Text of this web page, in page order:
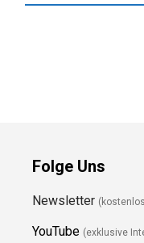
Folge Uns
Newsletter
YouTube (exklusive